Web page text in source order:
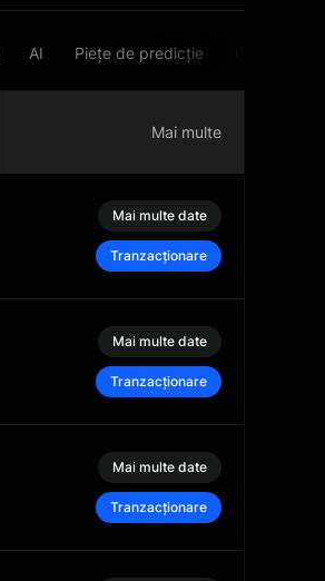
AI Piețe de predicție
de piață
Mai multe
91.82M
Mai multe date
Tranzacționare
37.2M
Mai multe date
Tranzacționare
34.18M
Mai multe date
Tranzacționare